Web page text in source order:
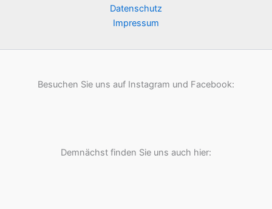
Datenschutz
Impressum
Besuchen Sie uns auf Instagram und Facebook:
Demnächst finden Sie uns auch hier: